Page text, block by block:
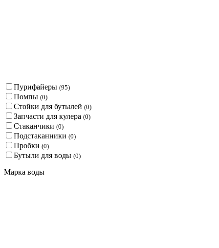
Пурифайеры (95)
Помпы (0)
Стойки для бутылей (0)
Запчасти для кулера (0)
Стаканчики (0)
Подстаканники (0)
Пробки (0)
Бутыли для воды (0)
Марка воды